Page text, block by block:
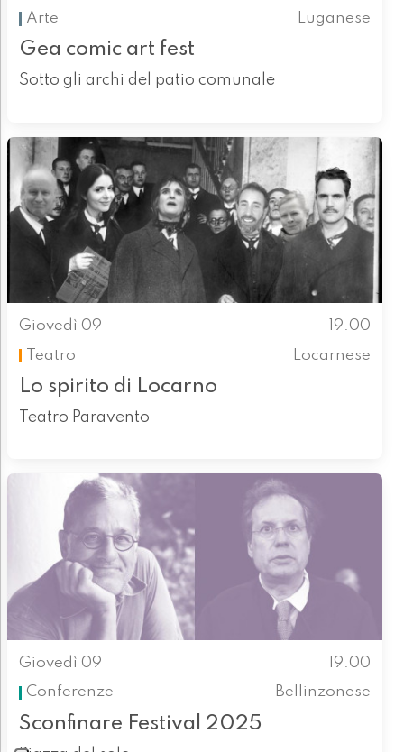
Arte
Luganese
Gea comic art fest
Sotto gli archi del patio comunale
Giovedì 09
19.00
Teatro
Locarnese
Lo spirito di Locarno
Teatro Paravento
Giovedì 09
19.00
Conferenze
Bellinzonese
Sconfinare Festival 2025